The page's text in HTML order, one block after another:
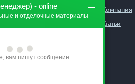
шоссе, 1370
Компания
Статьи
- online
и отделочные материалы
вам пишут сообщение